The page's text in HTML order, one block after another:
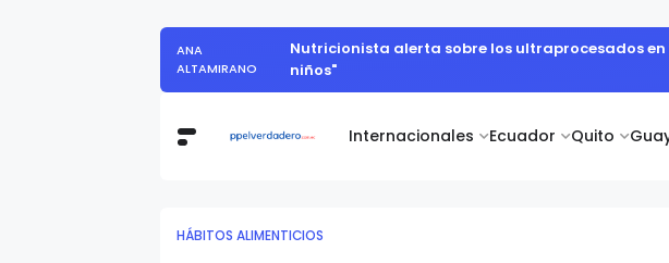
Internacionales Ecuador Quito
ANA
ALTAMIRANO
Nutricionista alerta sobre los ultraprocesados
niños"
HÁBITOS ALIMENTICIOS